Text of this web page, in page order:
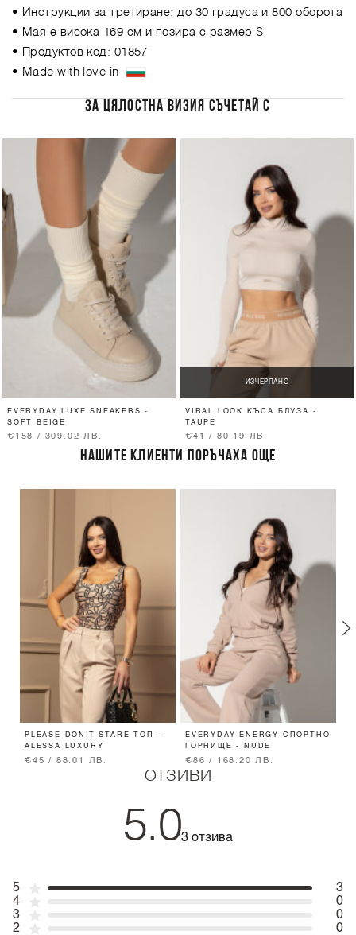
• Инструкции за третиране: до 30 градуса и 800 оборота
• Мая е висока 169 см и позира с размер S
• Продуктов код: 01857
• Made with love in
ЗА ЦЯЛОСТНА ВИЗИЯ СЪЧЕТАЙ С
EVERYDAY LUXE SNEAKERS -
SOFT BEIGE
€158 / 309.02 ЛВ.
ИЗЧЕРПАНО
VIRAL LOOK КЪСА БЛУЗА -
TAUPE
€41 / 80.19 ЛВ.
НАШИТЕ КЛИЕНТИ ПОРЪЧАХА ОЩЕ
PLEASE DON’T STARE ТОП -
ALESSA LUXURY
€45 / 88.01 ЛВ.
EVERYDAY ENERGY СПОРТНО
ГОРНИЩЕ - NUDE
€86 / 168.20 ЛВ.
ОТЗИВИ
5.03 отзива
5
3
4
0
3
0
2
0